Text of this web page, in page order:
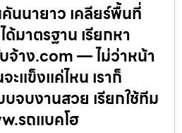
นนายาว เคลียร์พื้นที่
มาตรฐาน เรียกหา
จ้าง.com — ไม่ว่าหน้า
แข็งแค่ไหน เราก็
จบงานสวย เรียกใช้ทีม
รถแบคโฮ